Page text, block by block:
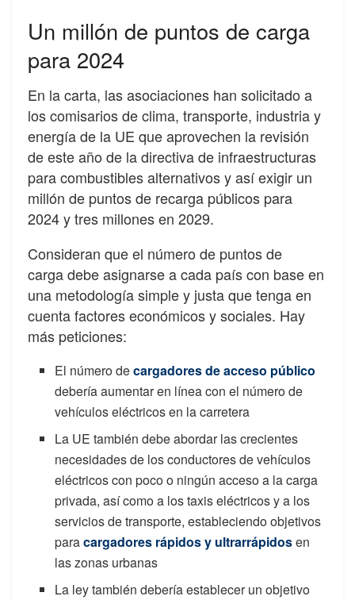
Un millón de puntos de carga
para 2024
En la carta, las asociaciones han solicitado a
los comisarios de clima, transporte, industria y
energía de la UE que aprovechen la revisión
de este año de la directiva de infraestructuras
para combustibles alternativos y así exigir un
millón de puntos de recarga públicos para
2024 y tres millones en 2029.
Consideran que el número de puntos de
carga debe asignarse a cada país con base en
una metodología simple y justa que tenga en
cuenta factores económicos y sociales. Hay
más peticiones:
El número decargadores de acceso público
debería aumentar en línea con el número de
vehículos eléctricos en la carretera
La UE también debe abordar las crecientes
necesidades de los conductores de vehículos
eléctricos con poco o ningún acceso a la carga
privada, así como a los taxis eléctricos y a los
servicios de transporte, estableciendo objetivos
paracargadores rápidos y ultrarrápidosen
las zonas urbanas
La ley también debería establecer un objetivo